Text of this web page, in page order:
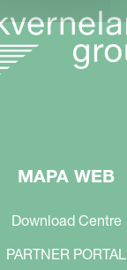
MAPA WEB
Download Centre
PARTNER PORTAL